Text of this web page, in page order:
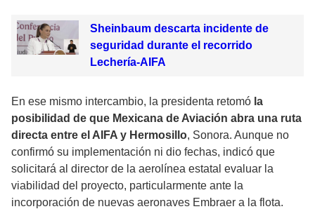
Sheinbaum descarta incidente de
seguridad durante el recorrido
Lechería-AIFA
En ese mismo intercambio, la presidenta retomó la
posibilidad de que Mexicana de Aviación abra una ruta
directa entre el AIFA y Hermosillo, Sonora. Aunque no
confirmó su implementación ni dio fechas, indicó que
solicitará al director de la aerolínea estatal evaluar la
viabilidad del proyecto, particularmente ante la
incorporación de nuevas aeronaves Embraer a la flota.